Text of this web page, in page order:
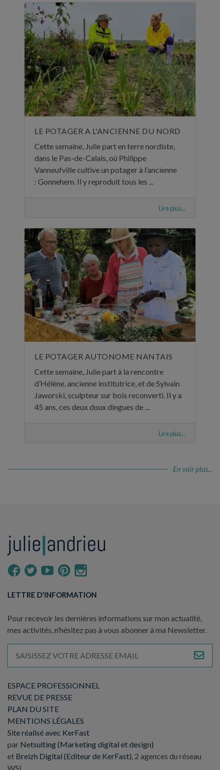
LE POTAGER A L'ANCIENNE DU NORD
Cette semaine, Julie part en terre nordiste,
dans le Pas-de-Calais, où Philippe
Vanneufville cultive un potager à l’ancienne
: Gonnehem. Il y reproduit tous les ...
Lire plus...
LE POTAGER AUTONOME NANTAIS
Cette semaine, Julie part à la rencontre
d’Hélène, ancienne institutrice, et de Sylvain
Jaworski, sculpteur sur bois reconverti. Il y a
45 ans, ces deux doux dingues de ...
Lire plus...
En voir plus...
ESPACE PROFESSIONNEL
REVUE DE PRESSE
PLAN DU SITE
MENTIONS LÉGALES
Site réalisé avec KerFast
par Netsulting (Marketing digital et design)
et Breizh Digital (Editeur de KerFast) , 2 agences du réseau
WSI
LETTRE D'INFORMATION
Pour recevoir les dernières informations sur mon actualité,
mes activités, n’hésitez pas à vous abonner à ma Newsletter.